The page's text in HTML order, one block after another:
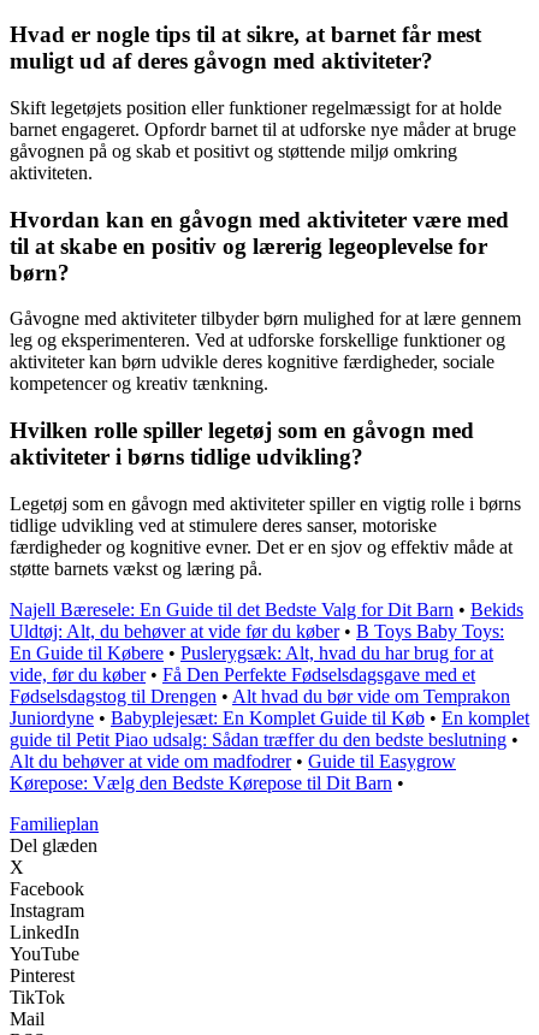
Hvad er nogle tips til at sikre, at barnet får mest
muligt ud af deres gåvogn med aktiviteter?
Skift legetøjets position eller funktioner regelmæssigt for at holde
barnet engageret. Opfordr barnet til at udforske nye måder at bruge
gåvognen på og skab et positivt og støttende miljø omkring
aktiviteten.
Hvordan kan en gåvogn med aktiviteter være med
til at skabe en positiv og lærerig legeoplevelse for
børn?
Gåvogne med aktiviteter tilbyder børn mulighed for at lære gennem
leg og eksperimenteren. Ved at udforske forskellige funktioner og
aktiviteter kan børn udvikle deres kognitive færdigheder, sociale
kompetencer og kreativ tænkning.
Hvilken rolle spiller legetøj som en gåvogn med
aktiviteter i børns tidlige udvikling?
Legetøj som en gåvogn med aktiviteter spiller en vigtig rolle i børns
tidlige udvikling ved at stimulere deres sanser, motoriske
færdigheder og kognitive evner. Det er en sjov og effektiv måde at
støtte barnets vækst og læring på.
Najell Bæresele: En Guide til det Bedste Valg for Dit Barn • Bekids
Uldtøj: Alt, du behøver at vide før du køber• B Toys Baby Toys:
En Guide til Købere • Puslerygsæk: Alt, hvad du har brug for at
vide, før du køber• Få Den Perfekte Fødselsdagsgave med et
Fødselsdagstog til Drengen • Alt hvad du bør vide om Temprakon
Juniordyne • Babyplejesæt: En Komplet Guide til Køb • En komplet
guide til Petit Piao udsalg: Sådan træffer du den bedste beslutning •
Alt du behøver at vide om madfodrer• Guide til Easygrow
Kørepose: Vælg den Bedste Kørepose til Dit Barn •
Familieplan
Del glæden
X
Facebook
Instagram
LinkedIn
YouTube
Pinterest
TikTok
Mail